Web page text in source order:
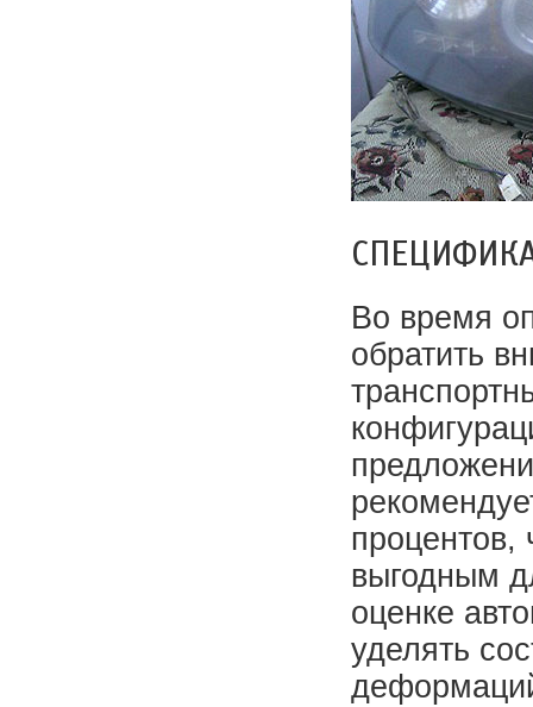
Во время
обратить
процентов,
выгодным
оценке
уделять